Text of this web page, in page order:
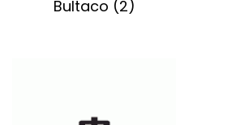
Bultaco (2)